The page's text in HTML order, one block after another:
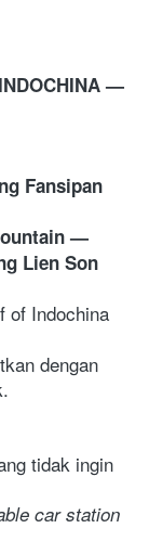
—
Fansipan
Lien Son
of Indochina
dengan
tidak ingin
car station